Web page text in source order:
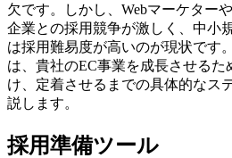
欠です。しかし、Webマーケター
企業との採用競争が激しく、中小
は採用難易度が高いのが現状です
は、貴社のEC事業を成長させるた
け、定着させるまでの具体的なス
説します。
採用準備ツール